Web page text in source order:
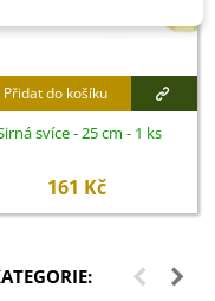
Přidat do košíku
svíce - 25 cm - 1 ks
161 Kč